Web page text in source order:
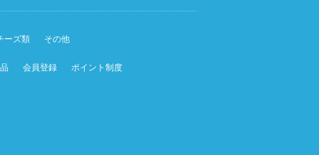
ーズ類 その他
会員登録
ポイント制度